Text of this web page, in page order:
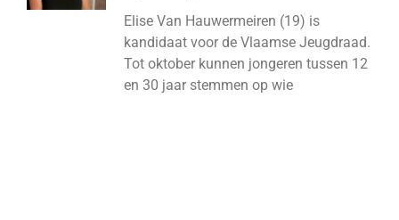
Elise Van Hauwermeiren (19) is
kandidaat voor de Vlaamse Jeugdraad.
Tot oktober kunnen jongeren tussen 12
en 30 jaar stemmen op wie